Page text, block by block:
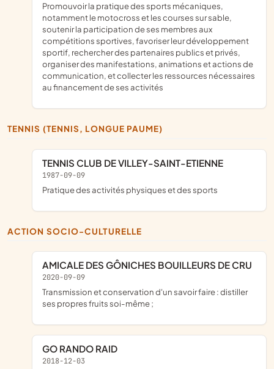
promouvoir la pratique des sports mécaniques,
notamment le motocross et les courses sur sable,
soutenir la participation de ses membres aux
compétitions sportives, favoriser leur développement
sportif, rechercher des partenaires publics et privés,
organiser des manifestations, animations et actions de
communication, et collecter les ressources nécessaires
au financement de ses activités
TENNIS (TENNIS, LONGUE PAUME)
TENNIS CLUB DE VILLEY-SAINT-ETIENNE
1987-09-09
pratique des activités physiques et des sports
ACTION SOCIO-CULTURELLE
AMICALE DES GÔNICHES BOUILLEURS DE CRU
2020-09-09
transmission et conservation d'un savoir faire : distiller
ses propres fruits soi-même ;
GO RANDO RAID
2018-12-03